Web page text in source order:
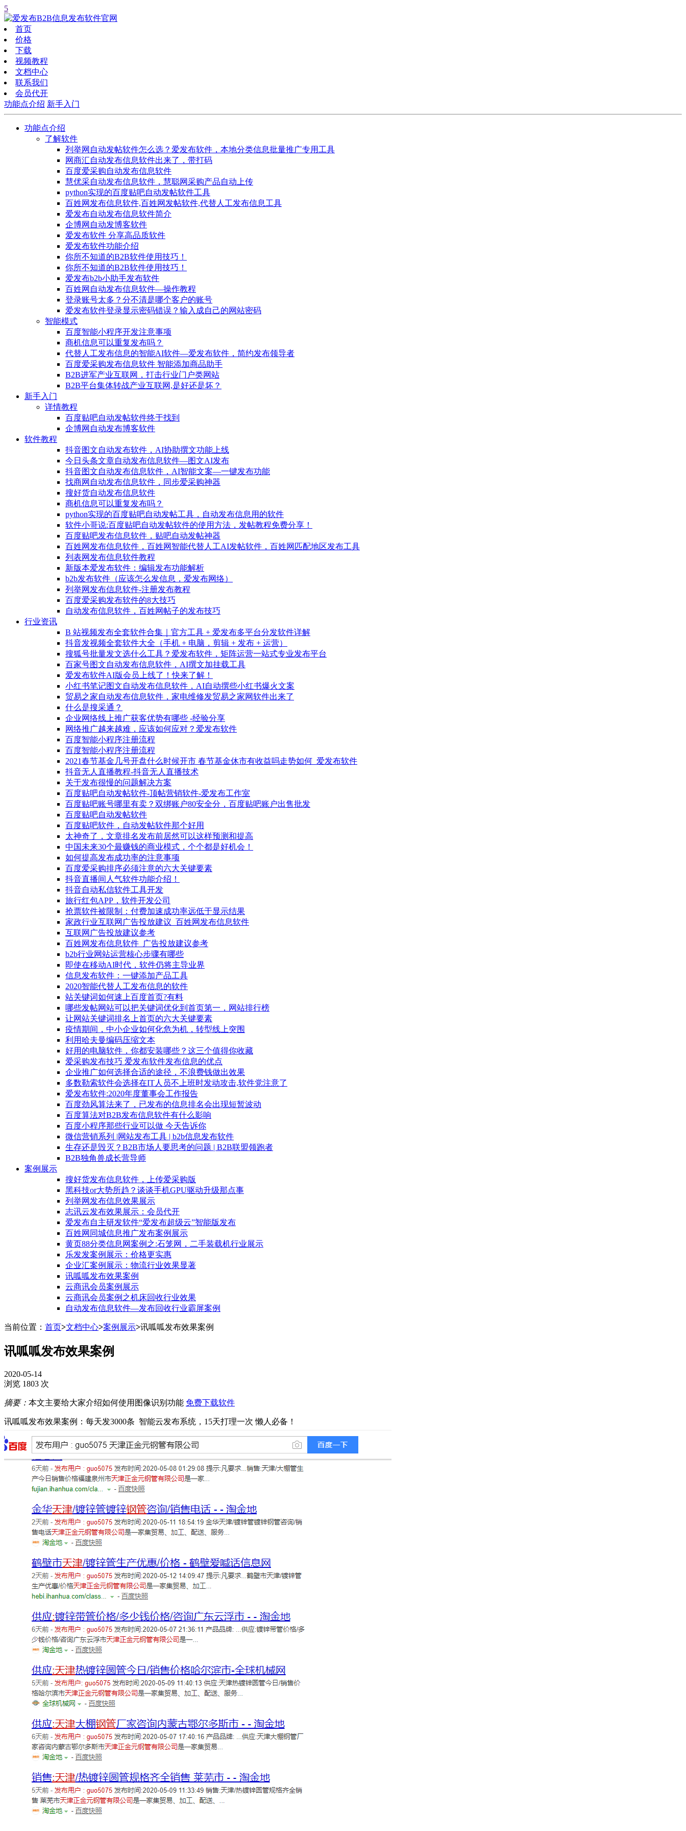
5
首页
价格
下载
视频教程
文档中心
联系我们
会员代开
功能点介绍 新手入门
功能点介绍
了解软件
列举网自动发帖软件怎么选？爱发布软件，本地分类信息批量推广专用工具
网商汇自动发布信息软件出来了，带打码
百度爱采购自动发布信息软件
慧优采自动发布信息软件，慧聪网采购产品自动上传
python实现的百度贴吧自动发帖软件工具
百姓网发布信息软件,百姓网发帖软件,代替人工发布信息工具
爱发布自动发布信息软件简介
企博网自动发博客软件
爱发布软件 分享高品质软件
爱发布软件功能介绍
你所不知道的B2B软件使用技巧！
你所不知道的B2B软件使用技巧！
爱发布b2b小助手发布软件
百姓网自动发布信息软件—操作教程
登录账号太多？分不清是哪个客户的账号
爱发布软件登录显示密码错误？输入成自己的网站密码
智能模式
百度智能小程序开发注意事项
商机信息可以重复发布吗？
代替人工发布信息的智能AI软件—爱发布软件，简约发布领导者
百度爱采购发布信息软件 智能添加商品助手
B2B进军产业互联网，打击行业门户类网站
B2B平台集体转战产业互联网,是好还是坏？
新手入门
详情教程
百度贴吧自动发帖软件终于找到
企博网自动发布博客软件
软件教程
抖音图文自动发布软件，AI协助撰文功能上线
今日头条文章自动发布信息软件—图文AI发布
抖音图文自动发布信息软件，AI智能文案—一键发布功能
找商网自动发布信息软件，同步爱采购神器
搜好货自动发布信息软件
商机信息可以重复发布吗？
python实现的百度贴吧自动发帖工具，自动发布信息用的软件
软件小哥说:百度贴吧自动发帖软件的使用方法，发帖教程免费分享！
百度贴吧发布信息软件，贴吧自动发帖神器
百姓网发布信息软件，百姓网智能代替人工AI发帖软件，百姓网匹配地区发布工具
列表网发布信息软件教程
新版本爱发布软件：编辑发布功能解析
b2b发布软件（应该怎么发信息，爱发布网络）
列举网发布信息软件-注册发布教程
百度爱采购发布软件的8大技巧
自动发布信息软件，百姓网帖子的发布技巧
行业资讯
B 站视频发布全套软件合集｜官方工具 + 爱发布多平台分发软件详解
抖音发视频全套软件大全（手机 + 电脑，剪辑 + 发布 + 运营）
搜狐号批量发文选什么工具？爱发布软件，矩阵运营一站式专业发布平台
百家号图文自动发布信息软件，AI撰文加挂载工具
爱发布软件AI版会员上线了！快来了解！
小红书笔记图文自动发布信息软件，AI自动撰些小红书爆火文案
贸易之家自动发布信息软件，家电维修发贸易之家网软件出来了
什么是搜采通？
企业网络线上推广获客优势有哪些 -经验分享
网络推广越来越难，应该如何应对？爱发布软件
百度智能小程序注册流程
百度智能小程序注册流程
2021春节基金几号开盘什么时候开市 春节基金休市有收益吗走势如何_爱发布软件
抖音无人直播教程-抖音无人直播技术
关于发布很慢的问题解决方案
百度贴吧自动发帖软件-顶帖营销软件-爱发布工作室
百度贴吧账号哪里有卖？双绑账户80安全分，百度贴吧账户出售批发
百度贴吧自动发帖软件
百度贴吧软件，自动发帖软件那个好用
太神奇了，文章排名发布前居然可以这样预测和提高
中国未来30个最赚钱的商业模式，个个都是好机会！
如何提高发布成功率的注意事项
百度爱采购排序必须注意的六大关键要素
抖音直播间人气软件功能介绍！
抖音自动私信软件工具开发
旅行红包APP，软件开发公司
抢票软件被限制：付费加速成功率远低于显示结果
家政行业互联网广告投放建议_百姓网发布信息软件
互联网广告投放建议参考
百姓网发布信息软件_广告投放建议参考
b2b行业网站运营核心步骤有哪些
即使在移动AI时代，软件仍将主导业界
信息发布软件：一键添加产品工具
2020智能代替人工发布信息的软件
站关键词如何速上百度首页?有料
哪些发帖网站可以把关键词优化到首页第一，网站排行榜
让网站关键词排名上首页的六大关键要素
疫情期间，中小企业如何化危为机，转型线上突围
利用哈夫曼编码压缩文本
好用的电脑软件，你都安装哪些？这三个值得你收藏
爱采购发布技巧 爱发布软件发布信息的优点
企业推广如何选择合适的途径，不浪费钱做出效果
多数勒索软件会选择在IT人员不上班时发动攻击,软件党注意了
爱发布软件:2020年度董事会工作报告
百度劲风算法来了，已发布的信息排名会出现短暂波动
百度算法对B2B发布信息软件有什么影响
百度小程序那些行业可以做 今天告诉你
微信营销系列 |网站发布工具 | b2b信息发布软件
生存还是毁灭？B2B市场人要思考的问题 | B2B联盟领跑者
B2B独角兽成长营导师
案例展示
搜好货发布信息软件，上传爱采购版
黑科技or大势所趋？谈谈手机GPU驱动升级那点事
列举网发布信息效果展示
志讯云发布效果展示：会员代开
爱发布自主研发软件“爱发布超级云”智能版发布
百姓网同城信息推广发布案例展示
黄页88分类信息网案例之:石笼网，二手装载机行业展示
乐发发案例展示：价格更实惠
企业汇案例展示：物流行业效果显著
讯呱呱发布效果案例
云商讯会员案例展示
云商讯会员案例之机床回收行业效果
自动发布信息软件—发布回收行业霸屏案例
当前位置： 首页>文档中心>案例展示>讯呱呱发布效果案例
讯呱呱发布效果案例
2020-05-14
浏览 1803 次
摘要： 本文主要给大家介绍如何使用图像识别功能 免费下载软件
讯呱呱发布效果案例：每天发3000条 智能云发布系统，15天打理一次 懒人必备！